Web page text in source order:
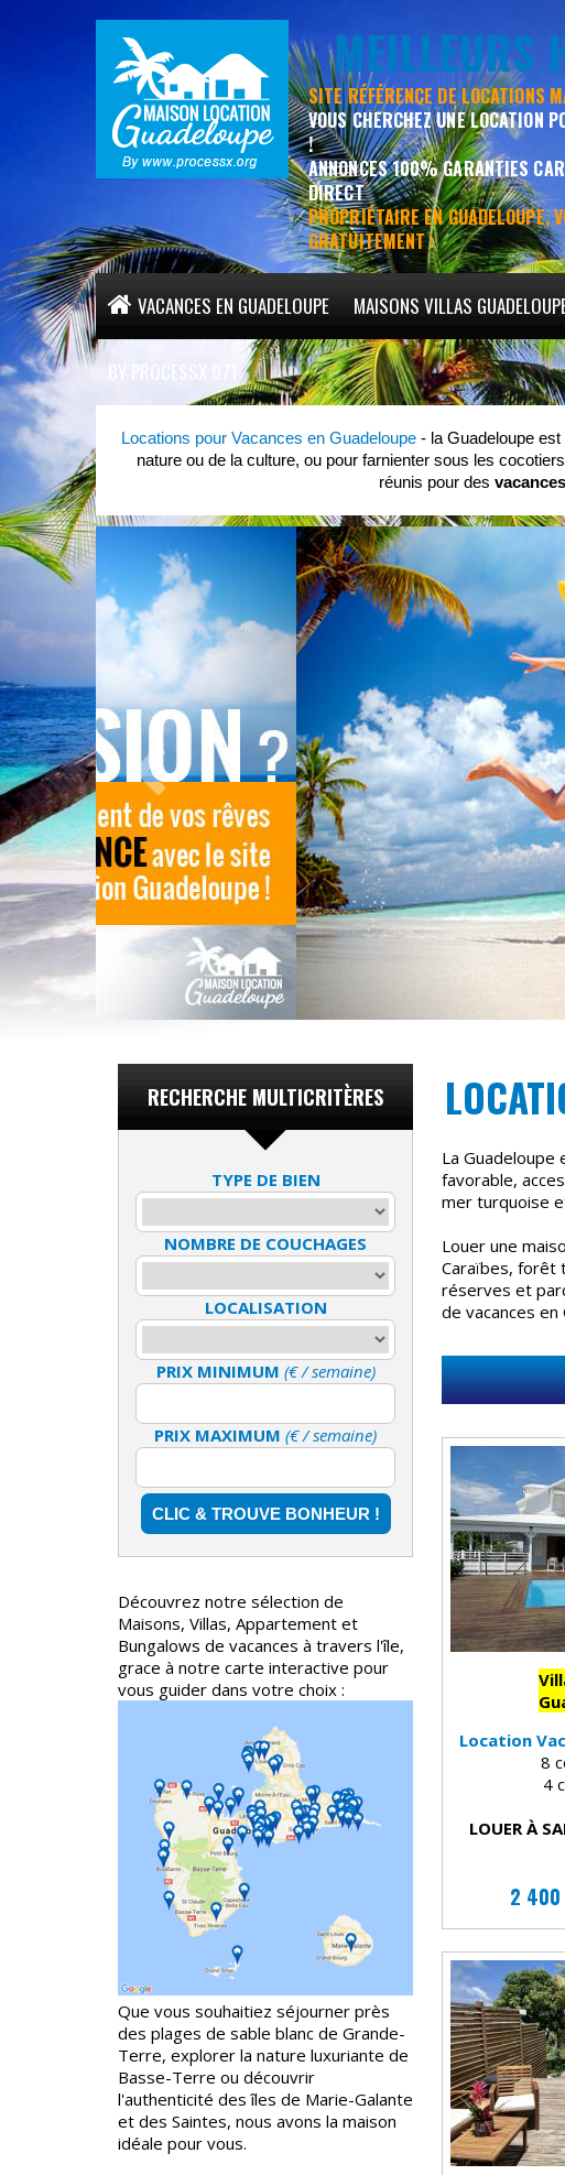
MEILLEURS
SITE RÉFÉRENCE DE LOCATIONS
VOUS CHERCHEZ UNE LOCATION
!
ANNONCES 100% GARANTIES
DIRECT
PROPRIÉTAIRE EN GUADELOUPE,
GRATUITEMENT :
VACANCES EN GUADELOUPE MAISONS VILLAS
BY PROCESSX 971
Locations pour Vacances en Guadeloupe- la Guadeloupe est
nature ou de la culture, ou pour farnienter sous les
réunis pour des
La
favorable,
mer turquoise
Louer une
Caraïbes, forêt
réserves et
de vacances
Location
8
4
LOUER À
2
RECHERCHE MULTICRITÈRES
TYPE DE BIEN
NOMBRE DE COUCHAGES
LOCALISATION
PRIX MINIMUM (€ / semaine)
PRIX MAXIMUM (€ / semaine)
Découvrez notre sélection de
Maisons, Villas, Appartement et
Bungalows de vacances à travers l'île,
grace à notre carte interactive pour
vous guider dans votre choix :
Que vous souhaitiez séjourner près
des plages de sable blanc de Grande-
Terre, explorer la nature luxuriante de
Basse-Terre ou découvrir
l'authenticité des îles de Marie-Galante
et des Saintes, nous avons la maison
idéale pour vous.